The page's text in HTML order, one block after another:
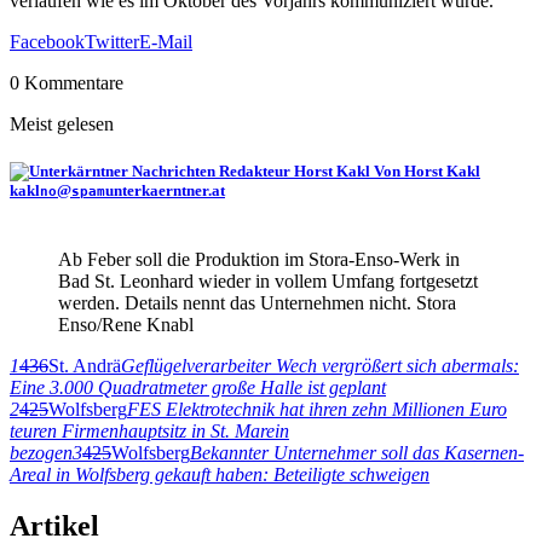
FacebookTwitterE-Mail
0 Kommentare
Meist gelesen
Von Horst Kakl
kaklno@spamunterkaerntner.at
Ab Feber soll die Produktion im Stora-Enso-Werk in
Bad St. Leonhard wieder in vollem Umfang fortgesetzt
werden. Details nennt das Unternehmen nicht. Stora
Enso/Rene Knabl
1436St. AndräGeflügelverarbeiter Wech vergrößert sich abermals:
Eine 3.000 Quadratmeter große Halle ist geplant
2425WolfsbergFES Elektrotechnik hat ihren zehn Millionen Euro
teuren Firmenhauptsitz in St. Marein
bezogen3425WolfsbergBekannter Unternehmer soll das Kasernen-
Areal in Wolfsberg gekauft haben: Beteiligte schweigen
Artikel